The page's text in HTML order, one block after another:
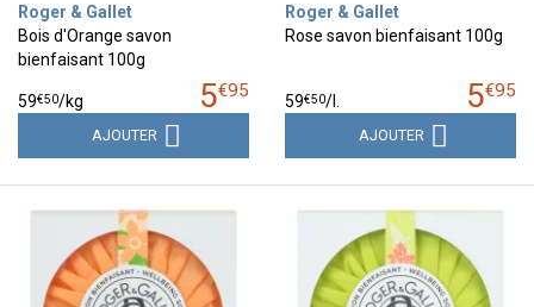
Roger & Gallet
Bois d'Orange savon
bienfaisant 100g
5€95
59€50/kg
AJOUTER
Roger & Gallet
Rose savon bienfaisant 100g
5€95
59€50/
AJOUTER